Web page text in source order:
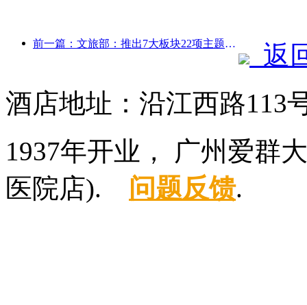
前一篇：文旅部：推出7大板块22项主题活动
返
酒店地址：沿江西路113
1937年开业， 广州爱群
医院店). 问题反馈.